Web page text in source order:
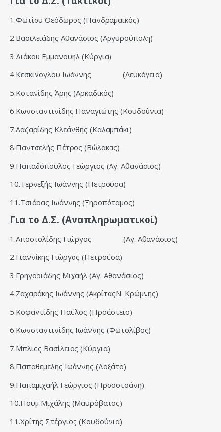
1.Φωτίου Θεόδωρος (Πανδραμαϊκός)
2.Βασιλειάδης Αθανάσιος (Αργυρούπολη)
3.Διάκου Εμμανουήλ (Κύργια)
4.Κεσκίνογλου Ιωάννης (Λευκόγεια)
5.Κοτανίδης Άρης (Αρκαδικός)
6.Κωνσταντινίδης Παναγιώτης (Κουδούνια)
7.Λαζαρίδης Κλεάνθης (Καλαμπάκι)
8.Παντσελής Πέτρος (Βώλακας)
9.Παπαδόπουλος Γεώργιος (Αγ. Αθανάσιος)
10.Τερνεξής Ιωάννης (Πετρούσα)
11.Τσιάρας Ιωάννης (Ξηροπόταμος)
Για το Δ.Σ. (Αναπληρωματικοί)
1.Αποστολίδης Γιώργος (Αγ. Αθανάσιος)
2.Γιαννίκης Γιώργος (Πετρούσα)
3.Γρηγοριάδης Μιχαήλ (Αγ. Αθανάσιος)
4.Ζαχαράκης Ιωάννης (ΑκρίταςΝ. Κρώμνης)
5.Κοφαντίδης Παύλος (Προάστειο)
6.Κωνσταντινίδης Ιωάννης (Φωτολίβος)
7.Μπλιος Βασίλειος (Κύργια)
8.Παπαθεμελής Ιωάννης (Δοξάτο)
9.Παπαμιχαήλ Γεώργιος (Προσοτσάνη)
10.Πουμ Μιχάλης (Μαυρόβατος)
11.Χρίτης Στέργιος (Κουδούνια)